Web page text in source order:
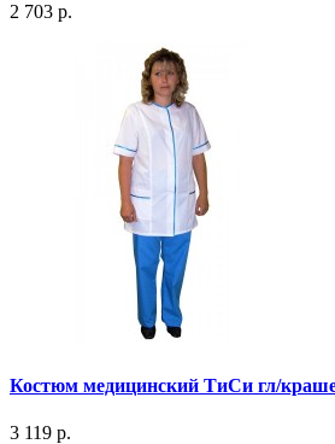
2 703 р.
Костюм медицинский ТиСи гл/
3 119 р.